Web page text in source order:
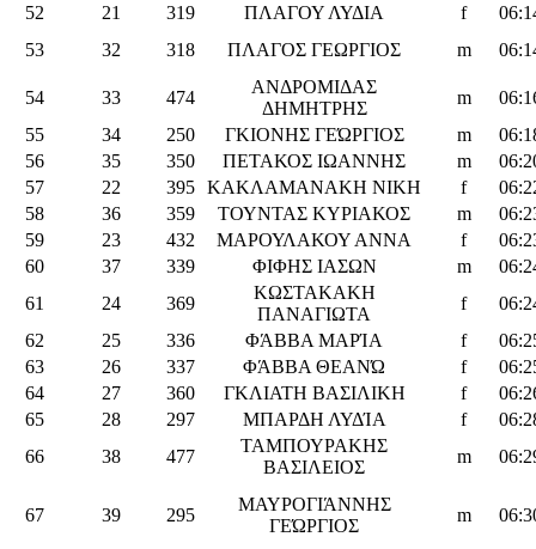
52
21 319 ΠΛΑΓΟΥ ΛΥΔΙΑ f
53
32 318 ΠΛΑΓΟΣ ΓΕΩΡΓΙΟΣ m
54 33 474
ΑΝΔΡΟΜΙΔΑΣ
ΔΗΜΗΤΡΗΣ
m
55
34 250 ΓΚΙΟΝΗΣ ΓΕΏΡΓΙΟΣ m
56
35 350 ΠΕΤΑΚΟΣ ΙΩΑΝΝΗΣ m
57
22 395 ΚΑΚΛΑΜΑΝΑΚΗ ΝΙΚΗ f
58
36 359 ΤΟΥΝΤΑΣ ΚΥΡΙΑΚΟΣ m
59
23 432 ΜΑΡΟΥΛΑΚΟΥ ΑΝΝΑ f
60
37 339 ΦΙΦΗΣ ΙΑΣΩΝ m
61
24 369
ΚΩΣΤΑΚΑΚΗ
ΠΑΝΑΓΙΩΤΑ
f
62
25 336 ΦΆΒΒΑ ΜΑΡΊΑ f
63
26 337 ΦΆΒΒΑ ΘΕΑΝΏ f
64
27 360 ΓΚΛΙΑΤΗ ΒΑΣΙΛΙΚΗ f
65
28 297 ΜΠΑΡΔΗ ΛΥΔΊΑ f
66
38 477
ΤΑΜΠΟΥΡΑΚΗΣ
ΒΑΣΙΛΕΙΟΣ
m
67 39 295
ΜΑΥΡΟΓΙΆΝΝΗΣ
ΓΕΏΡΓΙΟΣ
m